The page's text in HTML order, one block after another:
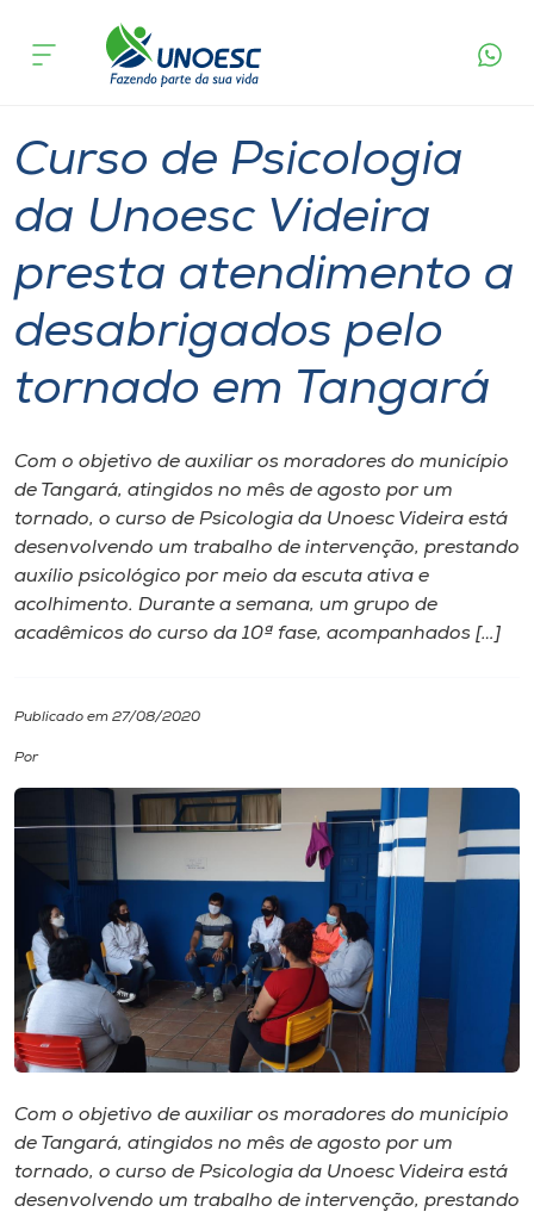
Cursos
Pesquisa
Atendimento ao Estudante
Portal de Ensino
Internacionalização
I.nova
Cultura
CPA
Biblioteca
Editora
Rádio
Museu
Unoesc
Store
acontece
Tangará
Curso de Psicologia
da Unoesc Videira
presta atendimento a
desabrigados pelo
tornado em Tangará
Com o objetivo de auxiliar os moradores do município
de Tangará, atingidos no mês de agosto por um
tornado, o curso de Psicologia da Unoesc Videira está
desenvolvendo um trabalho de intervenção, prestando
auxílio psicológico por meio da escuta ativa e
acolhimento. Durante a semana, um grupo de
acadêmicos do curso da 10ª fase, acompanhados […]
Publicado em 27/08/2020
Por
Com o objetivo de auxiliar os moradores do município
de Tangará, atingidos no mês de agosto por um
tornado, o curso de Psicologia da Unoesc Videira está
desenvolvendo um trabalho de intervenção, prestando